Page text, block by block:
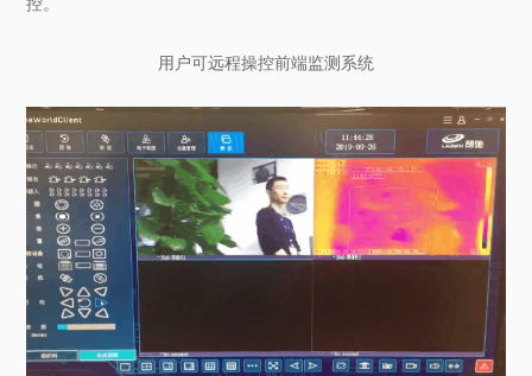
用户可远程操控前端监测系统